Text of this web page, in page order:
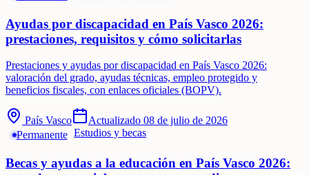
Ayudas por discapacidad en País Vasco 2026:
prestaciones, requisitos y cómo solicitarlas
Prestaciones y ayudas por discapacidad en País Vasco 2026:
valoración del grado, ayudas técnicas, empleo protegido y
beneficios fiscales, con enlaces oficiales (BOPV).
País Vasco Actualizado 08 de julio de 2026
Permanente Estudios y becas
Becas y ayudas a la educación en País Vasco 2026: